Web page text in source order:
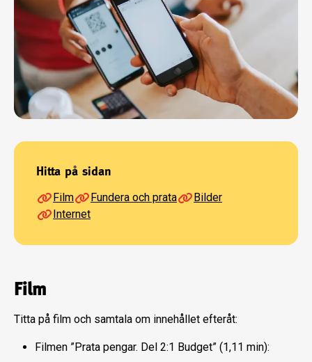
Hitta på sidan
Film Fundera och prata
Bilder
Internet
Film
Titta på film och samtala om innehållet efteråt:
Filmen ”Prata pengar. Del 2:1 Budget” (1,11 min):